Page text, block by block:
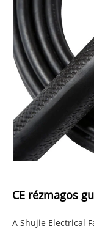
CE rézmagos
A Shujie Electrical